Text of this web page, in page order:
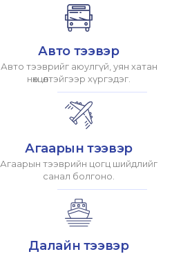
Авто тээвэр
Авто тээврийг аюулгүй, уян хатан
нөхцөлтэйгээр хүргэдэг.
Агаарын тээвэр
Агаарын тээврийн цогц шийдлийг
санал болгоно.
Далайн тээвэр